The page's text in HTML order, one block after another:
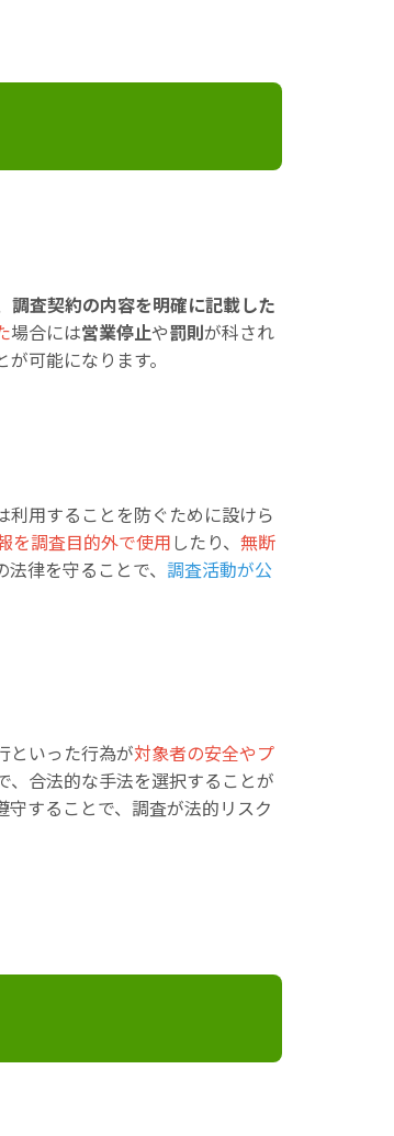
調査契約の内容を明確に記載した
場合には営業停止や罰則が科され
可能になります。
用することを防ぐために設けら
を調査目的外で使用 したり、 無断
律を守ることで、 調査活動が公
といった行為が対象者の安全やプ
、合法的な手法を選択することが
することで、調査が法的リスク